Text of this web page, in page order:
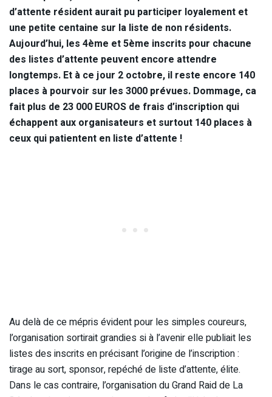
d’attente résident aurait pu participer loyalement et
une petite centaine sur la liste de non résidents.
Aujourd’hui, les 4ème et 5ème inscrits pour chacune
des listes d’attente peuvent encore attendre
longtemps. Et à ce jour 2 octobre, il reste encore 140
places à pourvoir sur les 3000 prévues. Dommage, ca
fait plus de 23 000 EUROS de frais d’inscription qui
échappent aux organisateurs et surtout 140 places à
ceux qui patientent en liste d’attente !
Au delà de ce mépris évident pour les simples coureurs,
l’organisation sortirait grandies si à l’avenir elle publiait les
listes des inscrits en précisant l’origine de l’inscription :
tirage au sort, sponsor, repéché de liste d’attente, élite.
Dans le cas contraire, l’organisation du Grand Raid de La